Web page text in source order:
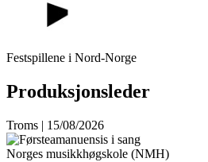
Festspillene i Nord-Norge
Produksjonsleder
Troms | 15/08/2026
Norges musikkhøgskole (NMH)